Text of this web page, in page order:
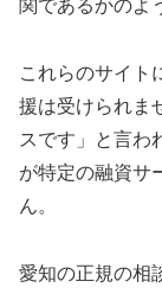
関であるかのよ
これらのサイト
援は受けられま
スです」と言わ
が特定の融資サ
ん。
愛知の正規の相